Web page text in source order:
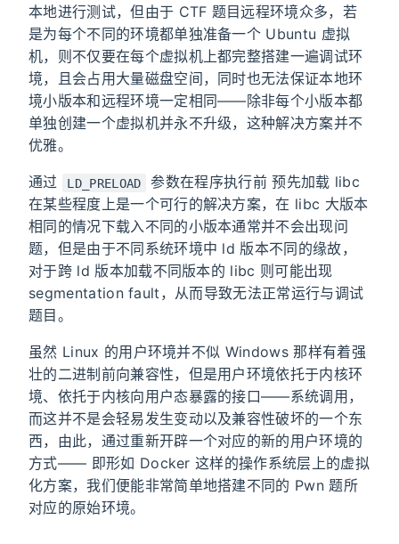
本地进行测试，但由于 CTF 题目远程环境众多，若
是为每个不同的环境都单独准备一个 Ubuntu 虚拟
机，则不仅要在每个虚拟机上都完整搭建一遍调试环
境，且会占用大量磁盘空间，同时也无法保证本地环
境小版本和远程环境一定相同——除非每个小版本都
单独创建一个虚拟机并永不升级，这种解决方案并不
优雅。
通过 LD_PRELOAD
参数在程序执行前 预先加载 libc
在某些程度上是一个可行的解决方案，在 libc 大版本
相同的情况下载入不同的小版本通常并不会出现问
题，但是由于不同系统环境中 ld 版本不同的缘故，
对于跨 ld 版本加载不同版本的 libc 则可能出现
segmentation fault，从而导致无法正常运行与调试
题目。
虽然 Linux 的用户环境并不似 Windows 那样有着强
壮的二进制前向兼容性，但是用户环境依托于内核环
境、依托于内核向用户态暴露的接口——系统调用，
而这并不是会轻易发生变动以及兼容性破坏的一个东
西，由此，通过重新开辟一个对应的新的用户环境的
方式—— 即形如 Docker 这样的操作系统层上的虚拟
化方案，我们便能非常简单地搭建不同的 Pwn 题所
对应的原始环境。